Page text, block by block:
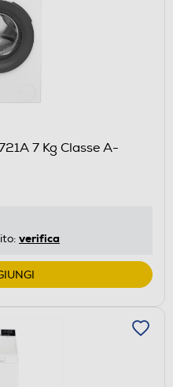
7 Kg Classe A-
verifica